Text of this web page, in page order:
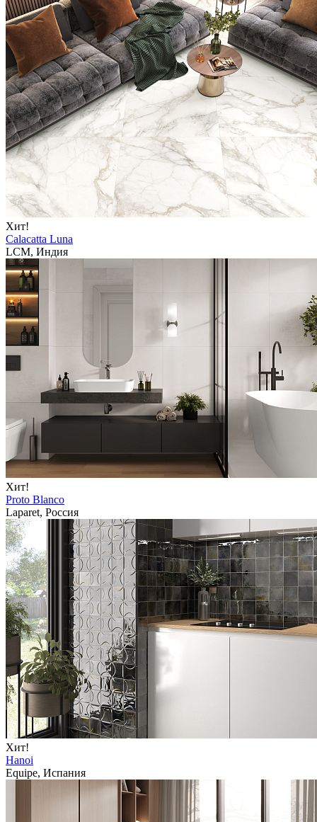
Хит!
Calacatta Luna
LCM, Индия
Хит!
Proto Blanco
Laparet, Россия
Хит!
Hanoi
Equipe, Испания